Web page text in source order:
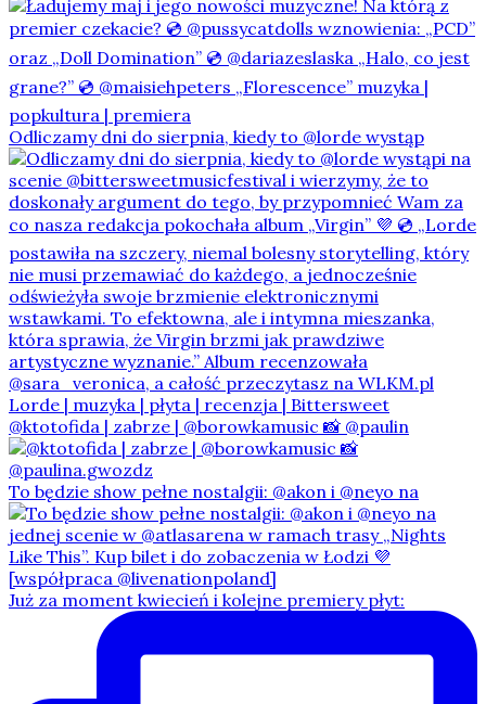
Odliczamy dni do sierpnia, kiedy to @lorde wystąp
@ktotofida | zabrze | @borowkamusic 📸 @paulin
To będzie show pełne nostalgii: @akon i @neyo na
Już za moment kwiecień i kolejne premiery płyt: